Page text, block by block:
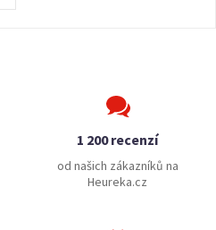
1 200 recenzí
od našich zákazníků na
Heureka.cz